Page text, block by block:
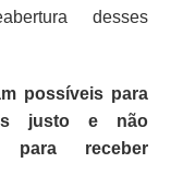
desses
possíveis para
justo e não
para receber